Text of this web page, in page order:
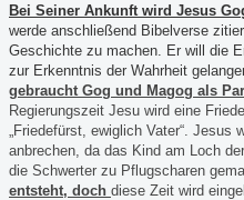
Bei Seiner Ankunft wird Jesus
werde anschließend Bibelverse
Geschichte zu machen. Er will die
zur Erkenntnis der Wahrheit
gebraucht Gog und Magog als
Regierungszeit Jesu wird eine
„Friedefürst, ewiglich Vater“.
anbrechen, da das Kind am Loch
die Schwerter zu Pflugscharen
entsteht, doch diese Zeit wird